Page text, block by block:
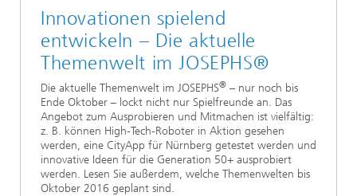
Innovationen spielend
entwickeln – Die aktuelle
Themenwelt im JOSEPHS®
Die aktuelle Themenwelt im JOSEPHS® – nur noch bis
Ende Oktober – lockt nicht nur Spielfreunde an. Das
Angebot zum Ausprobieren und Mitmachen ist vielfältig:
z. B. können High-Tech-Roboter in Aktion gesehen
werden, eine CityApp für Nürnberg getestet werden und
innovative Ideen für die Generation 50+ ausprobiert
werden. Lesen Sie außerdem, welche Themenwelten bis
Oktober 2016 geplant sind.